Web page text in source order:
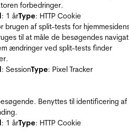
forbedringer.
: 1 årType: HTTP Cookie
brugen af split-tests for
til at måle de besøgendes
ændringer ved split-tests finder
: SessionType: Pixel Tracker
Benyttes til identificering af
: 1 årType: HTTP Cookie